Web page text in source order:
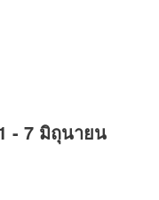
- 7 มิถุนายน